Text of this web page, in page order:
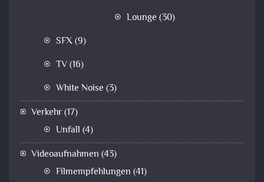
Lounge (30)
SFX(9)
TV(16)
White Noise (3)
Verkehr(17)
Unfall (4)
Videoaufnahmen (43)
Filmempfehlungen (41)